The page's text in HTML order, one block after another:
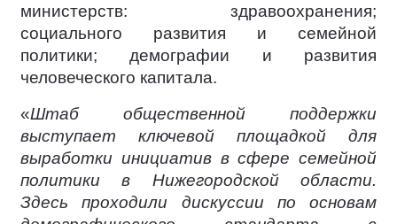
министерств: здравоохранения;
социального развития и семейной
политики; демографии и развития
человеческого капитала.
«Штаб общественной поддержки
выступает ключевой площадкой для
выработки инициатив в сфере семейной
политики в Нижегородской области.
Здесь проходили дискуссии по основам